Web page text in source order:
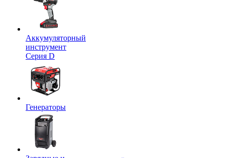
Аккумуляторный
инструмент
Серия D
Генераторы